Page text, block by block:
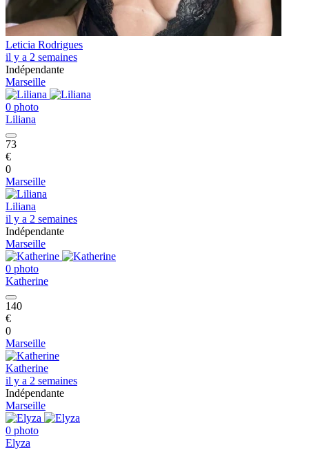
Leticia Rodrigues
il y a 2 semaines
Indépendante
Marseille
0 photo
Liliana
73
€
0
Marseille
Liliana
il y a 2 semaines
Indépendante
Marseille
0 photo
Katherine
140
€
0
Marseille
Katherine
il y a 2 semaines
Indépendante
Marseille
0 photo
Elyza